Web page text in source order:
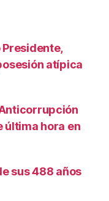
atípica
hora en
sus 488 años